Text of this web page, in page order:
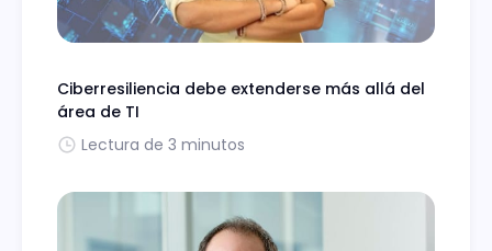
Ciberresiliencia debe extenderse más allá del
área de TI
Lectura de 3 minutos